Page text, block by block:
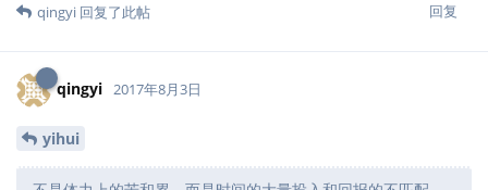
回复
qingyi 回复了此帖
qingyi 2017年8月3日
yihui